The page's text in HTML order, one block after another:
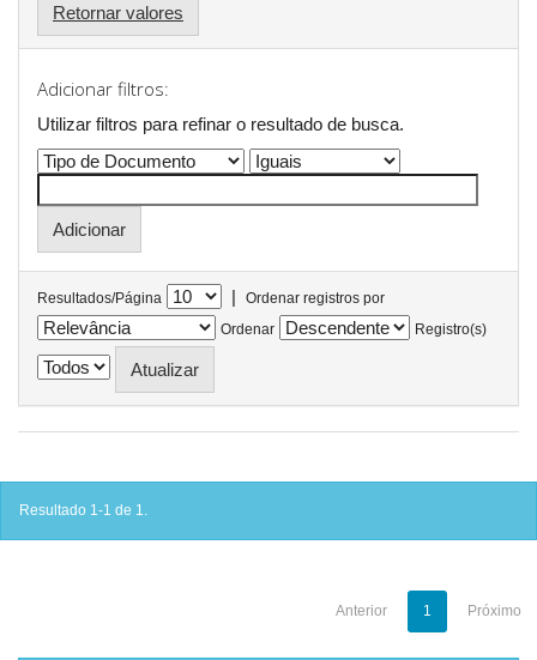
Retornar valores
Adicionar filtros:
Utilizar filtros para refinar o resultado de busca.
Resultados/Página |
Ordenar registros por
Ordenar
Registro(s)
Resultado 1-1 de 1.
Anterior 1 Próximo